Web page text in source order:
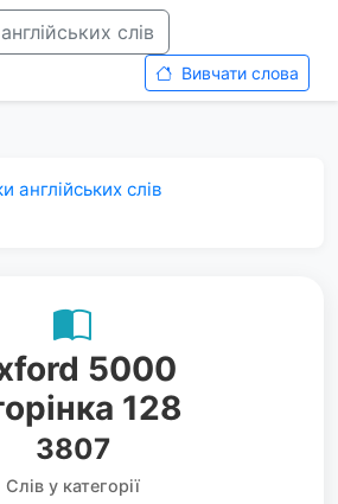
слів
Вивчати слова
англійських слів
5000
128
3807
Слів у категорії